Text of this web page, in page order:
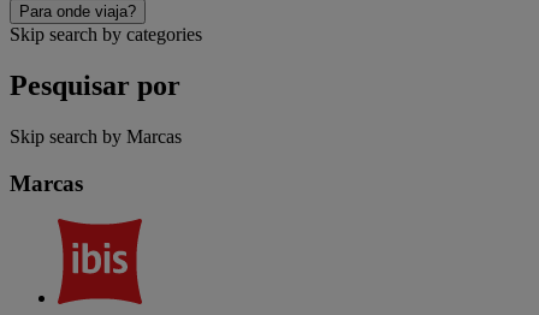
Para onde viaja?
Skip search by categories
Pesquisar por
Skip search by Marcas
Marcas